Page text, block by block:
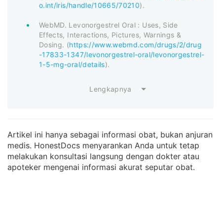
o.int/iris/handle/10665/70210).
WebMD. Levonorgestrel Oral : Uses, Side
Effects, Interactions, Pictures, Warnings &
Dosing. (https://www.webmd.com/drugs/2/drug
-17833-1347/levonorgestrel-oral/levonorgestrel-
1-5-mg-oral/details).
Lengkapnya
Artikel ini hanya sebagai informasi obat, bukan anjuran
medis. HonestDocs menyarankan Anda untuk tetap
melakukan konsultasi langsung dengan dokter atau
apoteker mengenai informasi akurat seputar obat.